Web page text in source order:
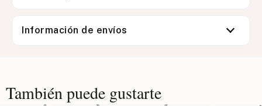
Información de envíos
También puede gustarte